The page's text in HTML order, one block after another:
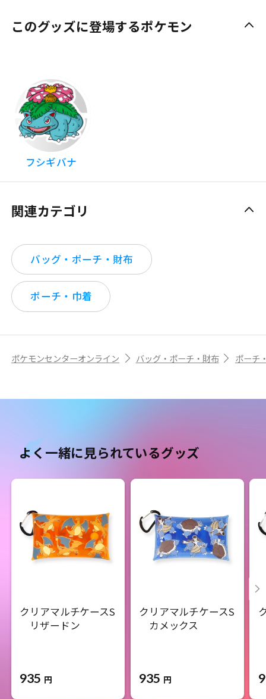
このグッズに登場するポケモン
フシギバナ
関連カテゴリ
バッグ・ポーチ・財布
ポーチ・巾着
ポケモンセンターオンライン バッグ・ポーチ・財布 ポーチ
よく一緒に見られているグッズ
クリアマルチケースS
リザードン
935 円
クリアマルチケースS
カメックス
935 円